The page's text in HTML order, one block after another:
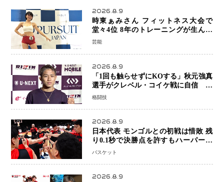
2026.8.9
時東ぁみさん フィットネス大会で
堂々4位 8年のトレーニングが生んだ
健康美「4位になってホッとしていま
芸能
2026.8.9
「1回も触らせずにKOする」秋元強真
選手がクレベル・コイケ戦に自信 青
木真也と2カ月の寝技対策「引き込ま
格闘技
2026.8.9
日本代表 モンゴルとの初戦は惜敗 残
り0.1秒で決勝点を許すもハーパージ
ュニア15得点 カーク18得点と存在感
バスケット
2026.8.9